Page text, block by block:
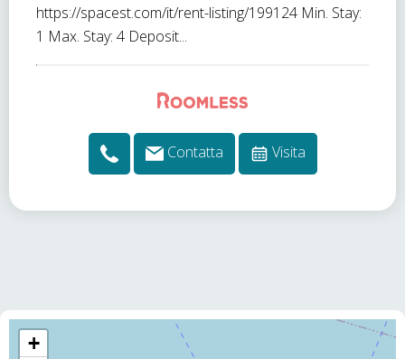
https://spacest.com/it/rent-listing/199124 Min. Stay:
1 Max. Stay: 4 Deposit...
Contatta Visita
+